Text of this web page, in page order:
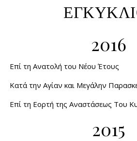
2016
Επί τη Ανατολή του Νέου Έτους
Κατά την Αγίαν και Μεγάλην
Επί τη Εορτή της Αναστάσεως Του
2015